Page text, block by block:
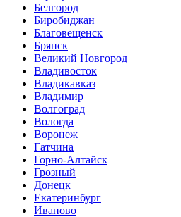
Белгород
Биробиджан
Благовещенск
Брянск
Великий Новгород
Владивосток
Владикавказ
Владимир
Волгоград
Вологда
Воронеж
Гатчина
Горно-Алтайск
Грозный
Донецк
Екатеринбург
Иваново